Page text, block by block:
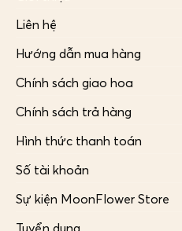
Liên hệ
Hướng dẫn mua hàng
Chính sách giao hoa
Chính sách trả hàng
Hình thức thanh toán
Số tài khoản
Sự kiện MoonFlower Store
Tuyển dụng